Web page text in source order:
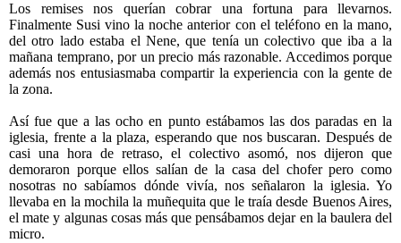
Los remises nos querían cobrar una fortuna para llevarnos.
Finalmente Susi vino la noche anterior con el teléfono en la mano,
del otro lado estaba el Nene, que tenía un colectivo que iba a la
mañana temprano, por un precio más razonable. Accedimos porque
además nos entusiasmaba compartir la experiencia con la gente de
la zona.
Así fue que a las ocho en punto estábamos las dos paradas en la
iglesia, frente a la plaza, esperando que nos buscaran. Después de
casi una hora de retraso, el colectivo asomó, nos dijeron que
demoraron porque ellos salían de la casa del chofer pero como
nosotras no sabíamos dónde vivía, nos señalaron la iglesia. Yo
llevaba en la mochila la muñequita que le traía desde Buenos Aires,
el mate y algunas cosas más que pensábamos dejar en la baulera del
micro.